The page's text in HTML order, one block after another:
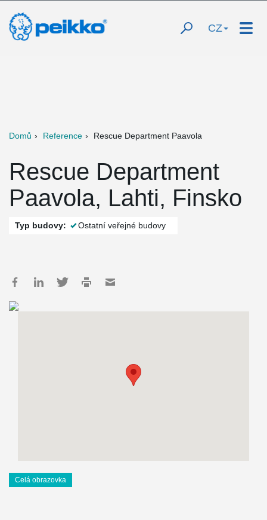
CZ
Domů Reference Rescue Department Paavola
Rescue Department
Paavola, Lahti, Finsko
Typ budovy: Ostatní veřejné budovy
Celá obrazovka